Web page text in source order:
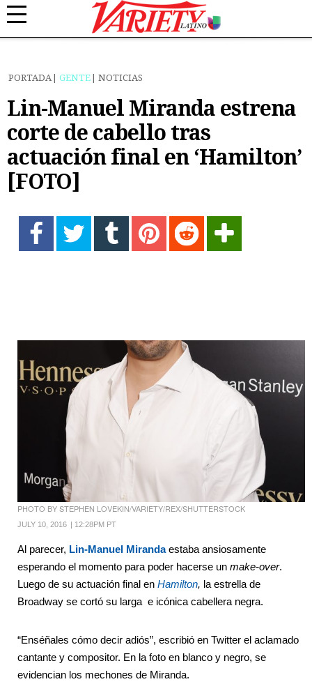
PORTADA GENTE NOTICIAS
Lin-Manuel Miranda estrena
corte de cabello tras
actuación final en ‘Hamilton’
[FOTO]
PHOTO BY STEPHEN LOVEKIN/VARIETY/REX/SHUTTERSTOCK
JULY 10, 2016 12:28PM PT
Al parecer, Lin-Manuel Mirandaestaba ansiosamente
esperando el momento para poder hacerse un make-over.
Luego de su actuación final en Hamilton, la estrella de
Broadway se cortó su larga e icónica cabellera negra.
“Enséñales cómo decir adiós”, escribió en Twitter el aclamado
cantante y compositor. En la foto en blanco y negro, se
evidencian los mechones de Miranda.